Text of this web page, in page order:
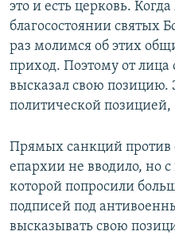
это и есть церковь.
благосостоянии святых
раз молимся об этих
приход. Поэтому от лица
высказал свою позицию.
политической
Прямых санкций против
епархии не вводило, но
которой попросили
подписей под
высказывать свою